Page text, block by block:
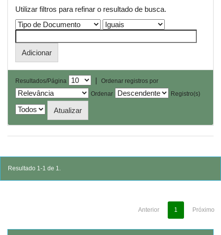
Utilizar filtros para refinar o resultado de busca.
Resultados/Página |
Ordenar registros por
Ordenar
Registro(s)
Resultado 1-1 de 1.
Anterior 1 Próximo